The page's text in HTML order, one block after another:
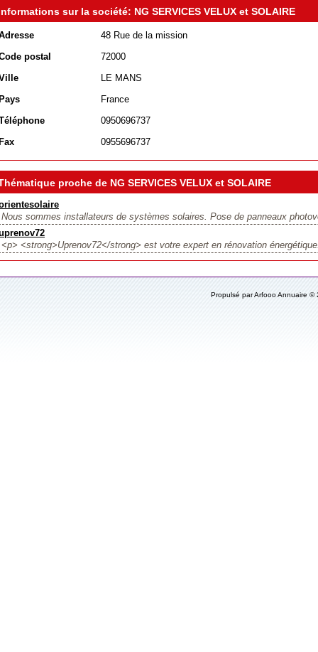
sur la société: NG SERVICES VELUX et SOLAIRE
48 Rue de la mission
postal
72000
LE MANS
France
0950696737
0955696737
proche de NG SERVICES VELUX et SOLAIRE
Nous sommes installateurs de systèmes solaires. Pose de panneaux
<p> <strong>Uprenov72</strong> est votre expert en rénovation
Propulsé par Arfooo